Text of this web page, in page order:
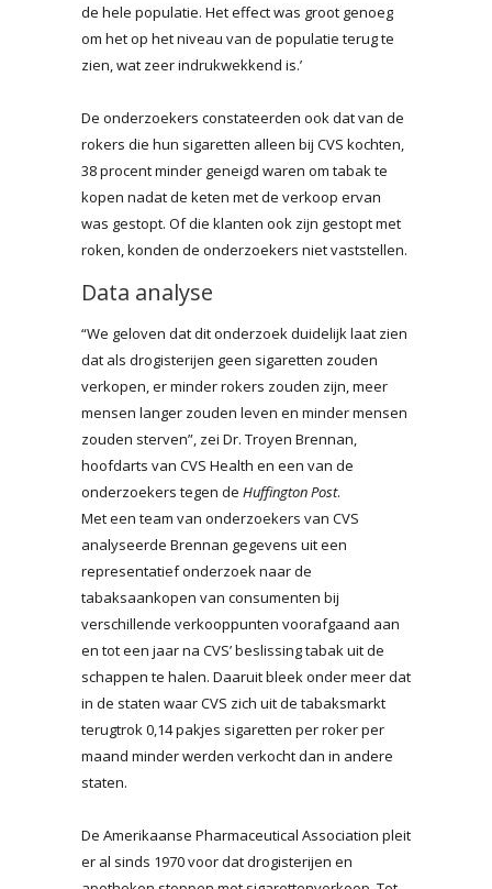
de hele populatie. Het effect was groot genoeg
om het op het niveau van de populatie terug te
zien, wat zeer indrukwekkend is.’
De onderzoekers constateerden ook dat van de
rokers die hun sigaretten alleen bij CVS kochten,
38 procent minder geneigd waren om tabak te
kopen nadat de keten met de verkoop ervan
was gestopt. Of die klanten ook zijn gestopt met
roken, konden de onderzoekers niet vaststellen.
Data analyse
“We geloven dat dit onderzoek duidelijk laat zien
dat als drogisterijen geen sigaretten zouden
verkopen, er minder rokers zouden zijn, meer
mensen langer zouden leven en minder mensen
zouden sterven”, zei Dr. Troyen Brennan,
hoofdarts van CVS Health en een van de
onderzoekers tegen de Huffington Post.
Met een team van onderzoekers van CVS
analyseerde Brennan gegevens uit een
representatief onderzoek naar de
tabaksaankopen van consumenten bij
verschillende verkooppunten voorafgaand aan
en tot een jaar na CVS’ beslissing tabak uit de
schappen te halen. Daaruit bleek onder meer dat
in de staten waar CVS zich uit de tabaksmarkt
terugtrok 0,14 pakjes sigaretten per roker per
maand minder werden verkocht dan in andere
staten.
De Amerikaanse Pharmaceutical Association pleit
er al sinds 1970 voor dat drogisterijen en